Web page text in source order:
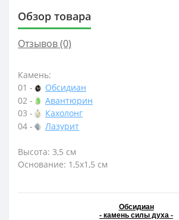
Обзор товара
Отзывов (0)
Камень:
01 -
Обсидиан
02 -
Авантюрин
03 -
Кахолонг
04 -
Лазурит
Высота: 3,5 см
Основание: 1,5х1,5 см
Обсидиан
- камень силы духа -